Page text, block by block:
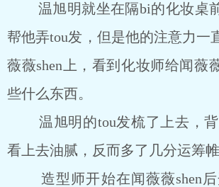
温旭明就坐在隔bi的化妆桌
帮他弄tou发，但是他的注意力一
薇薇shen上，看到化妆师给闻薇
些什么东西。
温旭明的tou发梳了上去，背
看上去油腻，反而多了几分运筹帷
造型师开始在闻薇薇shen后